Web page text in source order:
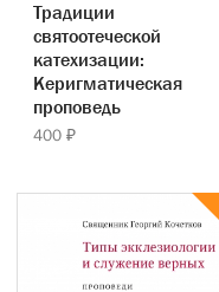
Традиции
святоотеческой
катехизации:
Керигматическая
проповедь
400 ₽